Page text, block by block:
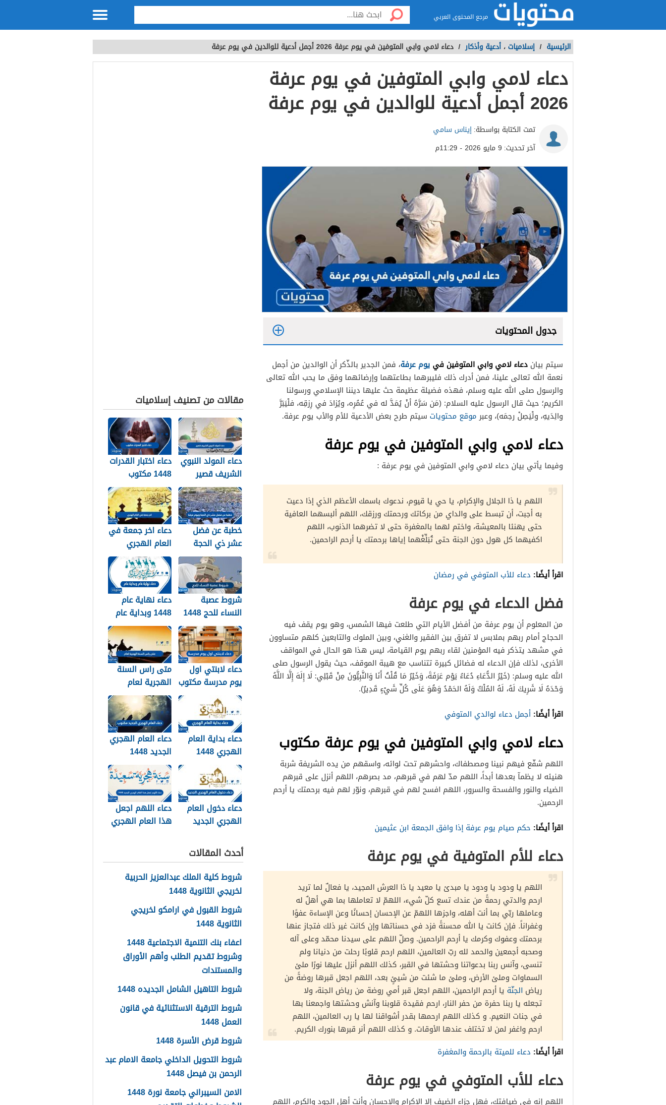
مرجع المحتوى العربي
الرئيسية / إسلاميات ، أدعية وأذكار / دعاء لامي وابي المتوفين في يوم عرفة 2026 أجمل أدعية للوالدين في يوم عرفة
دعاء لامي وابي المتوفين في يوم عرفة
2026 أجمل أدعية للوالدين في يوم عرفة
تمت الكتابة بواسطة:إيناس سامي
آخر تحديث: 9 مايو 2026 - 11:29م
جدول المحتويات
سيتم بيان دعاء لامي وابي المتوفين في يوم عرفة، فمن الجدير بالذّكر أن الوالدين من أجمل
نعمة الله تعالى علينا، فمن أدرك ذلك فليبرهما بطاعتهما وإرضائهما وفق ما يحب الله تعالى
والرسول صلى الله عليه وسلم، فهذه فضيلة عظيمة حث عليها ديننا الإسلامي ورسولنا
الكريم؛ حيث قال الرسول عليه السلام: (مَن سَرَّهُ أنْ يُمَدَّ له في عُمُرِه، ويُزادَ في رِزقِه، فلْيَبَرَّ
والِدَيهِ، ولْيَصِلْ رحِمَه)، وعبرموقع محتويات سيتم طرح بعض الأدعية للأم والأب يوم عرفة.
دعاء لامي وابي المتوفين في يوم عرفة
وفيما يأتي بيان دعاء لامي وابي المتوفين في يوم عرفة :
اللهم يا ذا الجلال والإكرام، يا حي يا قيوم، ندعوك باسمك الأعظم الذي إذا دعيت
به أجبت، أن تبسط على والداي من بركاتك ورحمتك ورزقك، اللهم ألبسهما العافية
حتى يهنئا بالمعيشة، واختم لهما بالمغفرة حتى لا تضرهما الذنوب، اللهم
اكفيهما كل هول دون الجنة حتى تُبَلِّغْهما إياها برحمتك يا أرحم الراحمين.
اقرأ أيضًا: دعاء للأب المتوفي في رمضان
فضل الدعاء في يوم عرفة
من المعلوم أن يوم عرفة من أفضل الأيام التي طلعت فيها الشمس، وهو يوم يقف فيه
الحجاج أمام ربهم بملابس لا تفرق بين الفقير والغني، وبين الملوك والتابعين كلهم متساوون
في مشهد يتذكر فيه المؤمنين لقاء ربهم يوم القيامة، ليس هذا هو الحال في المواقف
الأخرى، لذلك فإن الدعاء له فضائل كبيرة تتناسب مع هيبة الموقف، حيث يقول الرسول صلى
الله عليه وسلم: (خَيْرُ الدُّعَاءِ دُعَاءُ يَوْم عَرَفَةَ، وَخَيْرُ مَا قُلْتُ أَنَا وَالنَّبِيُّونَ مِنْ قَبْلِي: لَا إِلَهَ إِلَّا اللَّهُ
وَحْدَهُ لَا شَرِيكَ لَهُ، لَهُ المُلْكُ وَلَهُ الحَمْدُ وَهُوَ عَلَى كُلِّ شَيْءٍ قَدِيرٌ).
اقرأ أيضًا: أجمل دعاء لوالدي المتوفي
دعاء لامي وابي المتوفين في يوم عرفة مكتوب
اللهم شفّع فيهم نبينا ومصطفاك، واحشرهم تحت لوائه، واسقهم من يده الشريفة شربة
هنيئه لا يظمآ بعدها أبداً، اللهم مدّ لهم في قبرهم، مد بصرهم، اللهم أنزل على قبرهم
الضياء والنور والفسحة والسرور، اللهم افسح لهم في قبرهم، ونوّر لهم فيه برحمتك يا أرحم
الرحمين.
اقرأ أيضًا: حكم صيام يوم عرفة إذا وافق الجمعة ابن عثيمين
دعاء للأم المتوفية في يوم عرفة
اللهم يا ودود يا ودود يا مبدئ يا معيد يا ذا العرش المجيد، يا فعالٌ لما تريد
ارحم والدتي رحمةً من عندك تسع كلّ شيء، اللهمّ لا تعاملها بما هي أهلٌ له
وعاملها ربّي بما أنت أهله، واجزها اللهمّ عن الإحسان إحسانًا وعن الإساءة عفوًا
وغفراناً. فإن كانت يا الله محسنةً فزد في حسناتها وإن كانت غير ذلك فتجاز عنها
برحمتك وعفوك وكرمك يا أرحم الراحمين. وصلّ اللهم على سيدنا محمّد وعلى آله
وصحبه أجمعين والحمد لله ربّ العالمين، اللهم ارحم قلوبًا رحلت من دنيانا ولم
تنسى، وآنس ربنا بدعواتنا وحشتها في القبر، كذلك اللهم أنزل عليها نورًا ملئ
السماوات وملئ الأرض، وملئ ما شئت من شيئٍ بعد، اللهم اجعل قبرها روضةً من
رياض الجنّة يا أرحم الراحمين، اللهم اجعل قبر أمي روضة من رياض الجنة، ولا
تجعله يا ربنا حفرة من حفر النار، ارحم فقيدة قلوبنا وآنش وحشتها واجمعنا بها
في جنات النعيم. و كذلك اللهم ارحمها بقدر أشواقنا لها يا رب العالمين، اللهم
ارحم واغفر لمن لا تختلف عندها الأوقات. و كذلك اللهم أنر قبرها بنورك الكريم.
اقرأ أيضًا: دعاء للميتة بالرحمة والمغفرة
دعاء للأب المتوفي في يوم عرفة
اللهم إنه في ضيافتك، فهل جزاء الضيف إلا الإكرام والإحسان وأنت أهل الجود والكرم، اللهم
مقالات من تصنيف إسلاميات
دعاء المولد النبوي
الشريف قصير
2026 مكتوب
دعاء اختبار القدرات
1448 مكتوب
خطبة عن فضل
عشر ذي الحجة
ويوم عرفة 1448 /
2026
دعاء اخر جمعة في
العام الهجري
1447 ودخول العام
الجديد 1448
شروط عصبة
النساء للحج 1448
دعاء نهاية عام
1448 وبداية عام
1449
دعاء لابنتي اول
يوم مدرسة مكتوب
وبالصور 2026
متى راس السنة
الهجرية لعام
2026
دعاء بداية العام
الهجري 1448
مكتوب وبالصور
2026
دعاء العام الهجري
الجديد 1448
مكتوب
دعاء دخول العام
الهجري الجديد
دعاء اللهم اجعل
هذا العام الهجري
أحدث المقالات
شروط كلية الملك عبدالعزيز الحربية
لخريجي الثانوية 1448
شروط القبول في ارامكو لخريجي
الثانوية 1448
اعفاء بنك التنمية الاجتماعية 1448
وشروط تقديم الطلب وأهم الأوراق
والمستندات
شروط التاهيل الشامل الجديده 1448
شروط الترقية الاستثنائية في قانون
العمل 1448
شروط قرض الأسرة 1448
شروط التحويل الداخلي جامعة الامام عبد
الرحمن بن فيصل 1448
الامن السيبراني جامعة نورة 1448